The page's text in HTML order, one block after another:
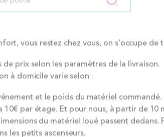
vous restez chez vous, on s’occupe de
prix selon les paramètres de la livraison.
à domicile varie selon :
et le poids du matériel commandé.
par étage. Et pour nous, à partir de 10
du matériel loué passent
les petits ascenseurs.